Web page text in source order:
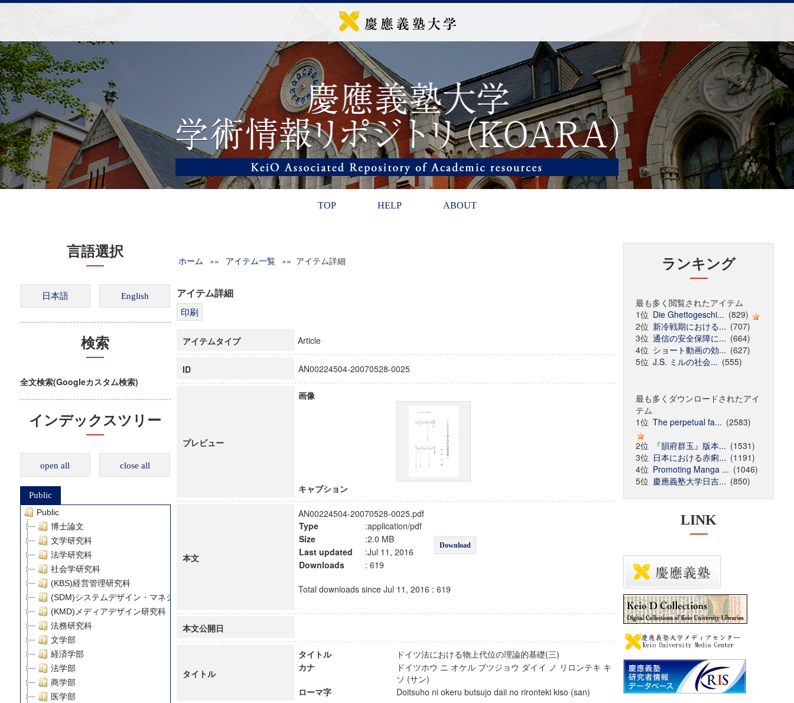
TOP HELP ABOUT
言語選択
検索
全文検索(Googleカスタム検索)
インデックスツリー
open all close all
Public
Public
博士論文
文学研究科
法学研究科
社会学研究科
(KBS)経営管理研究科
(SDM)システムデザイン・マネジメント研究科
(KMD)メディアデザイン研究科
法務研究科
文学部
経済学部
法学部
商学部
医学部
ホーム »» アイテム一覧 »» アイテム詳細
アイテム詳細
アイテムタイプ Article
ID AN00224504-20070528-0025
プレビュー
画像
キャプション
本文
AN00224504-20070528-0025.pdf
Type
:application/pdf
Download
Size
:2.0 MB
Last updated
:Jul 11, 2016
Downloads
: 619
Total downloads since Jul 11, 2016 : 619
本文公開日
タイトル
タイトル
ドイツ法における物上代位の理論的基礎(三)
カナ
ドイツホウ ニ オケル ブツジョウ ダイイ ノ リロンテキ キ
ソ (サン)
ローマ字
Doitsuho ni okeru butsujo daii no rironteki kiso (san)
ランキング
最も多く閲覧されたアイテム
1位 Die Ghettogeschi... (829)
2位 新冷戦期における... (707)
3位 通信の安全保障に... (664)
4位 ショート動画の効... (627)
5位 J.S. ミルの社会... (555)
最も多くダウンロードされたアイ
テム
1位 The perpetual fa... (2583)
2位
『韻府群玉』版本... (1531)
3位 日本における赤痢... (1191)
4位 Promoting Manga ... (1046)
5位 慶應義塾大学日吉... (850)
LINK